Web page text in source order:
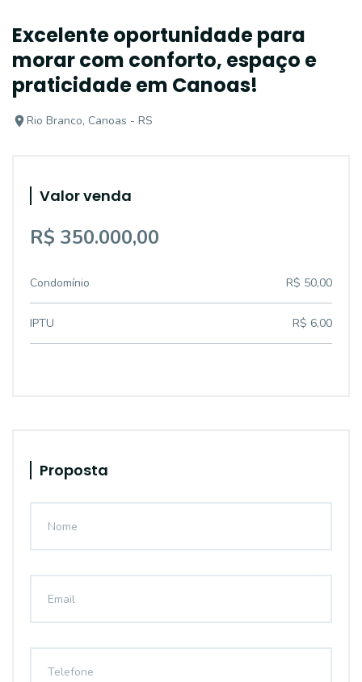
Excelente oportunidade para
morar com conforto, espaço e
praticidade em Canoas!
Rio Branco, Canoas - RS
Valor venda
R$ 350.000,00
Condomínio R$ 50,00
IPTU R$ 6,00
Proposta